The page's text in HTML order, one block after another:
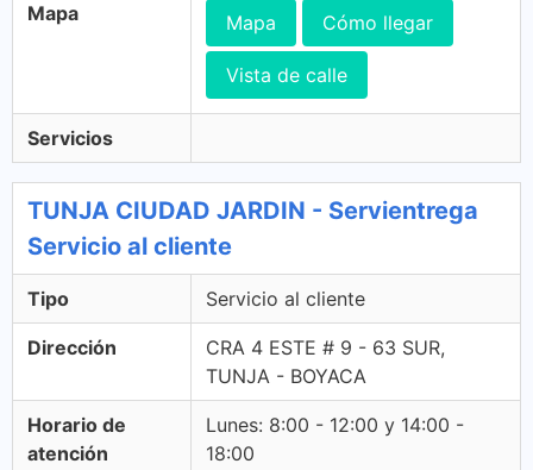
Mapa Mapa Cómo llegar
Vista de calle
Servicios
TUNJA CIUDAD JARDIN - Servientrega
Servicio al cliente
Tipo Servicio al cliente
Dirección
CRA 4 ESTE # 9 - 63 SUR,
TUNJA - BOYACA
Horario de
atención
Lunes: 8:00 - 12:00 y 14:00 -
18:00